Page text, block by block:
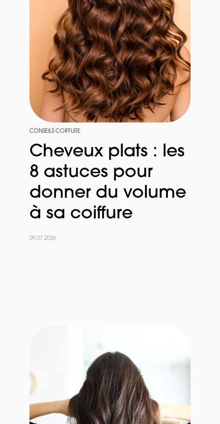
CONSEILS COIFFURE
Cheveux plats : les
8 astuces pour
donner du volume
à sa coiffure
09.07.2026